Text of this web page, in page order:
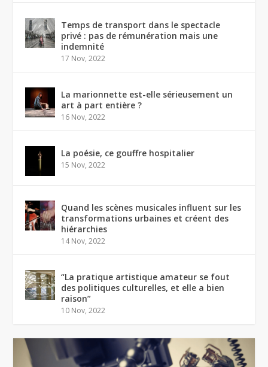
Temps de transport dans le spectacle
privé : pas de rémunération mais une
indemnité
17 Nov, 2022
La marionnette est-elle sérieusement un
art à part entière ?
16 Nov, 2022
La poésie, ce gouffre hospitalier
15 Nov, 2022
Quand les scènes musicales influent sur les
transformations urbaines et créent des
hiérarchies
14 Nov, 2022
“La pratique artistique amateur se fout
des politiques culturelles, et elle a bien
raison”
10 Nov, 2022